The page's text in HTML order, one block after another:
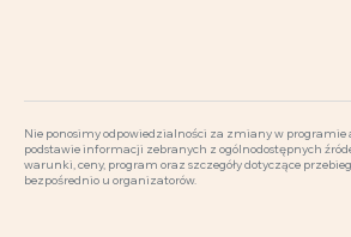
Nie ponosimy odpowiedzialności za zmiany w programie
podstawie informacji zebranych z ogólnodostępnych
warunki, ceny, program oraz szczegóły dotyczące
bezpośrednio u organizatorów.